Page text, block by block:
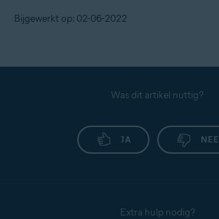
Bijgewerkt op: 02-06-2022
Was dit artikel nuttig?
JA NEE
Extra hulp nodig?